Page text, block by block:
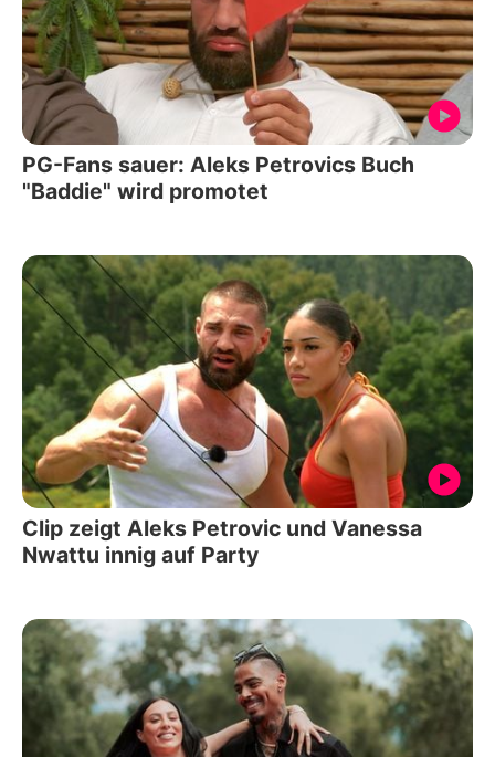
PG-Fans sauer: Aleks Petrovics Buch
"Baddie" wird promotet
Clip zeigt Aleks Petrovic und Vanessa
Nwattu innig auf Party